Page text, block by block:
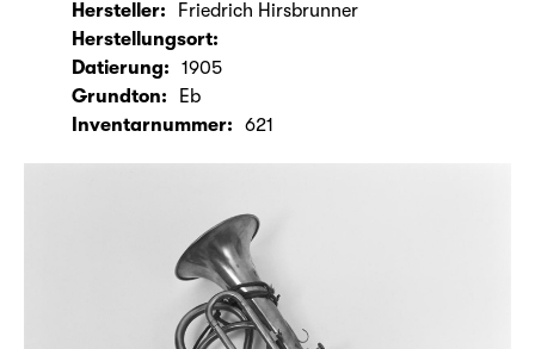
Hersteller:
Friedrich Hirsbrunner
Herstellungsort:
Datierung:
1905
Grundton:
Eb
Inventarnummer:
621